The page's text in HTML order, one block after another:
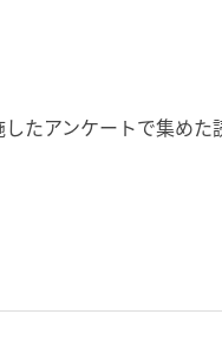
たアンケートで集め